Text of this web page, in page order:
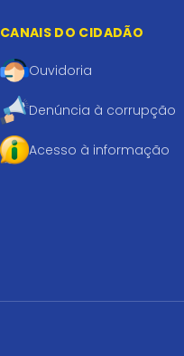
CANAIS DO CIDADÃO
Ouvidoria
Denúncia à corrupção
Acesso à informação